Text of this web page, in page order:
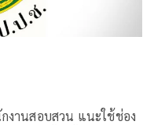
านสอบสวน แนะใช้ช่อง